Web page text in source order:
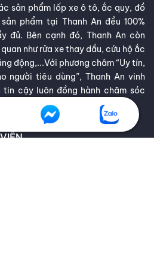
sản phẩm lốp xe ô tô, ắc quy, đồ
phẩm tại Thanh An đều 100%
đủ. Bên cạnh đó, Thanh An còn
như rửa xe thay dầu, cứu hộ ắc
động,...Với phương châm “Uy tín,
người tiêu dùng”, Thanh An vinh
tin cậy luôn đồng hành chăm sóc